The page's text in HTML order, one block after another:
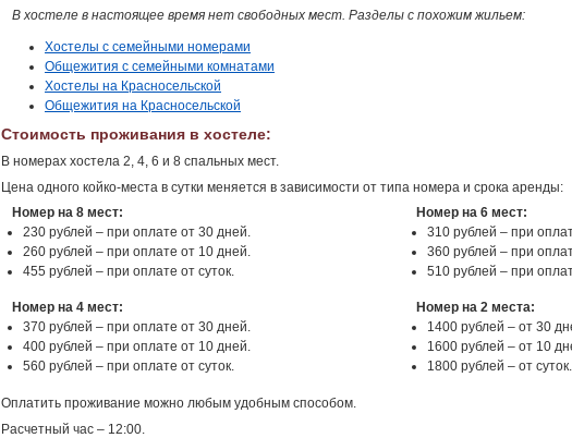
В хостеле в настоящее время нет свободных мест. Разделы с похожим жильем:
Хостелы с семейными номерами
Общежития с семейными комнатами
Хостелы на Красносельской
Общежития на Красносельской
Стоимость проживания в хостеле:
В номерах хостела 2, 4, 6 и 8 спальных мест.
Цена одного койко-места в сутки меняется в зависимости от типа номера и срока аренды:
Номер на 8 мест:
230 рублей – при оплате от 30 дней.
260 рублей – при оплате от 10 дней.
455 рублей – при оплате от суток.
Номер на 6 мест:
310 рублей – при
360 рублей – при
510 рублей – при
Номер на 4 мест:
370 рублей – при оплате от 30 дней.
400 рублей – при оплате от 10 дней.
560 рублей – при оплате от суток.
Номер на 2 места:
1400 рублей – от 30
1600 рублей – от 10
1800 рублей – от суток.
Оплатить проживание можно любым удобным способом.
Расчетный час – 12:00.